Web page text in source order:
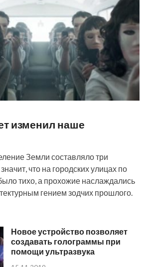
изменил наше
Земли составляло три
что на городских улицах по
тихо, а прохожие наслаждались
гением зодчих прошлого.
Новое устройство позволяет
создавать голограммы при
помощи ультразвука